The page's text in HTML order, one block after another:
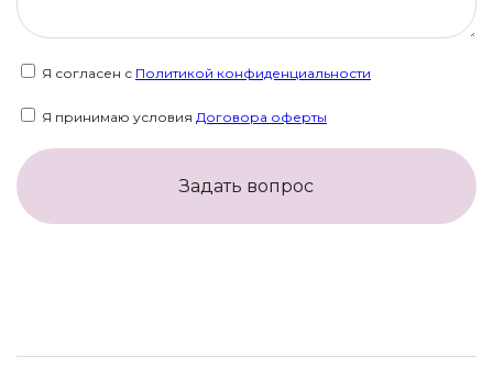
Я согласен с Политикой конфиденциальности
Я принимаю условия Договора оферты
Задать вопрос